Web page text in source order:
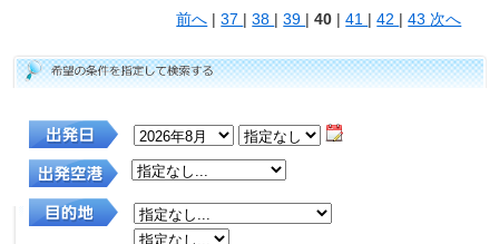
前へ |37 |38 |39 |40 |41 |42 |43 次へ